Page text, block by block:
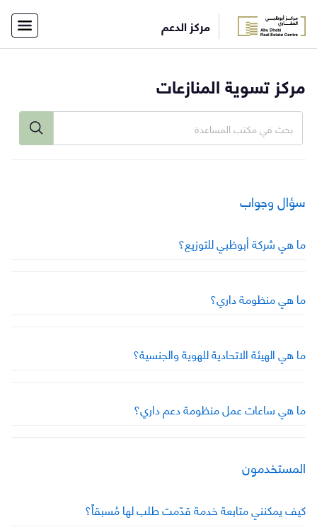
مركز الدعم ×
الرئيسية
أفراد
شركات
الاتصال
بفريق
الدعم
English
مركز تسوية المنازعات
سؤال وجواب
ما هي شركة أبوظبي للتوزيع؟
ما هي منظومة داري؟
ما هي الهيئة الاتحادية للهوية والجنسية؟
ما هي ساعات عمل منظومة دعم داري؟
المستخدمون
كيف يمكنني متابعة خدمة قدّمت طلب لها مُسبقاً؟